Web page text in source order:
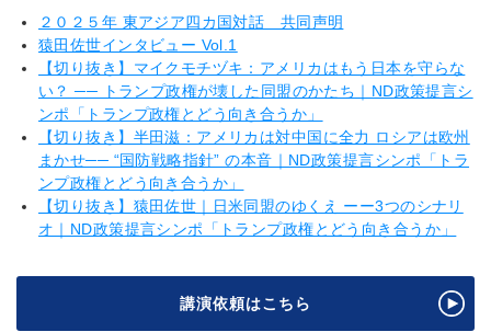
２０２５年 東アジア四カ国対話 共同声明
猿田佐世インタビュー Vol.1
【切り抜き】マイクモチヅキ：アメリカはもう日本を守らな
い？ ── トランプ政権が壊した同盟のかたち｜ND政策提言シ
ンポ「トランプ政権とどう向き合うか」
【切り抜き】半田滋：アメリカは対中国に全力 ロシアは欧州
まかせ── “国防戦略指針” の本音｜ND政策提言シンポ「トラ
ンプ政権とどう向き合うか」
【切り抜き】猿田佐世｜日米同盟のゆくえ ーー3つのシナリ
オ｜ND政策提言シンポ「トランプ政権とどう向き合うか」
講演依頼はこちら